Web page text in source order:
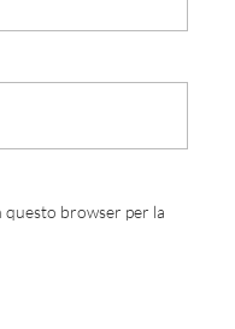
questo browser per la